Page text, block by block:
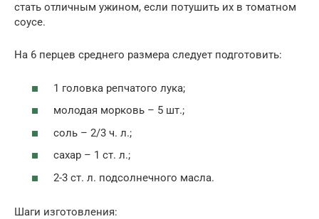
стать отличным ужином, если потушить их в томатном
соусе.
На 6 перцев среднего размера следует подготовить:
1 головка репчатого лука;
молодая морковь – 5 шт.;
соль – 2/3 ч. л.;
сахар – 1 ст. л.;
2-3 ст. л. подсолнечного масла.
Шаги изготовления: